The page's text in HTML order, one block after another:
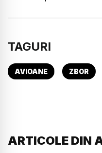
TAGURI
AVIOANE ZBOR
ARTICOLE DIN